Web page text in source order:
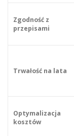
Zgodność z
przepisami
Trwałość na lata
Optymalizacja
kosztów